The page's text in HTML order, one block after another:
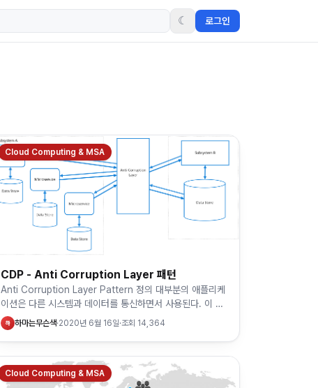
☾ 로그인
Cloud Computing & MSA
CDP - Anti Corruption Layer 패턴
Anti Corruption Layer Pattern 정의 대부분의 애플리케
이션은 다른 시스템과 데이터를 통신하면서 사용된다. 이 과
정에서 새로운 버전의 시스템과 오래된 버전의 시스템이 통
신해야 하…
하 하마는무슨색·2020년 6월 16일·조회 14,364
Cloud Computing & MSA